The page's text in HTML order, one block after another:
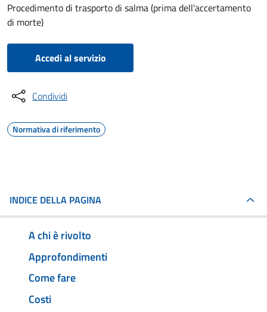
Procedimento di trasporto di salma (prima dell'accertamento
di morte)
Accedi al servizio
Condividi
Normativa di riferimento
INDICE DELLA PAGINA
A chi è rivolto
Approfondimenti
Come fare
Costi